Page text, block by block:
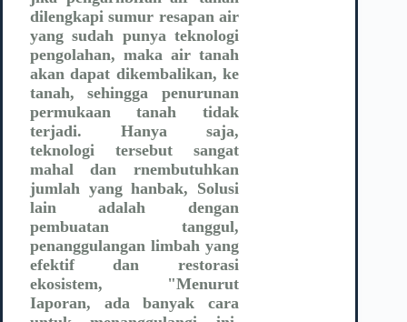
dilengkapi sumur resapan air
yang sudah punya teknologi
pengolahan, maka air tanah
akan dapat dikembalikan, ke
tanah, sehingga penurunan
permukaan tanah tidak
terjadi. Hanya saja,
teknologi tersebut sangat
mahal dan rnembutuhkan
jumlah yang hanbak, Solusi
lain adalah dengan
pembuatan tanggul,
penanggulangan limbah yang
efektif dan restorasi
ekosistem, "Menurut
Iaporan, ada banyak cara